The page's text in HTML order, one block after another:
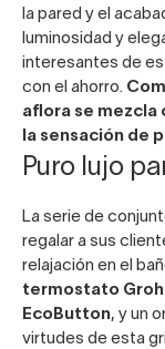
la pared y el
luminosidad y
interesantes de
con el ahorro.
aflora se mezcla
la sensación de
Puro lujo
La serie de
regalar a sus
relajación en el
termostato
EcoButton, y un
virtudes de esta